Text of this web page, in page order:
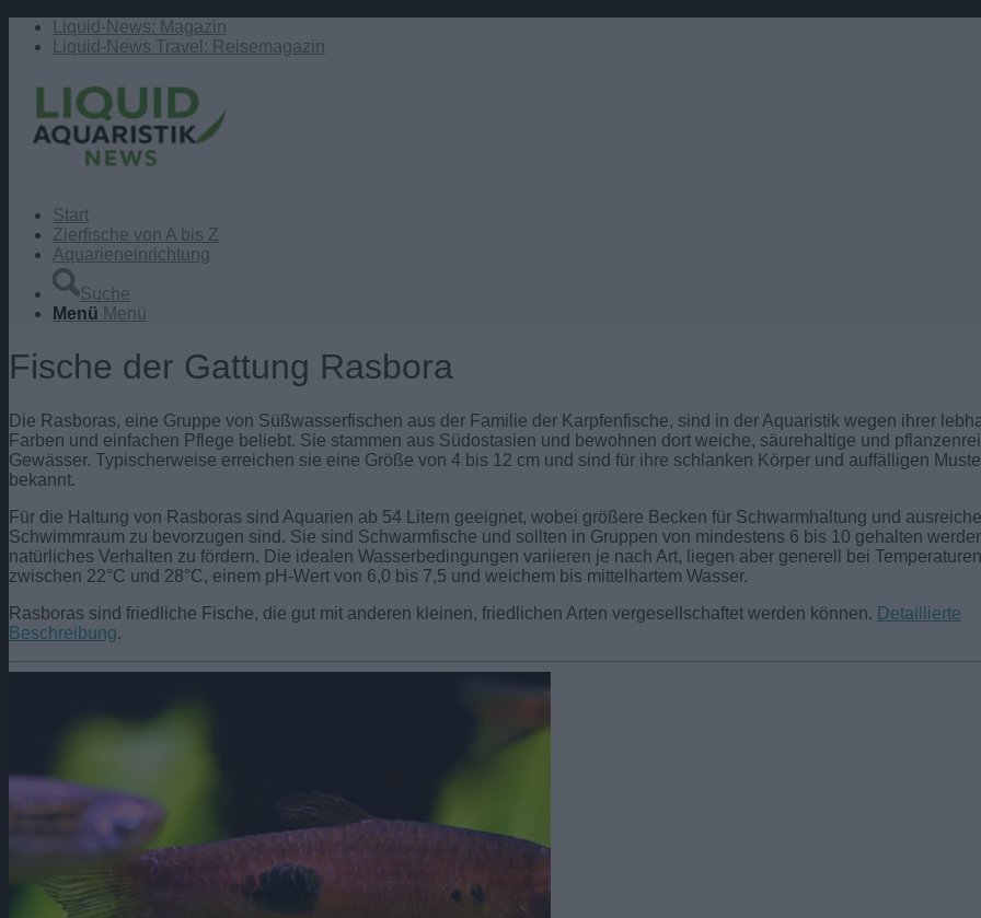
Liquid-News: Magazin
Liquid-News Travel: Reisemagazin
Start
Zierfische von A bis Z
Aquarieneinrichtung
Suche
Menü Menü
Fische der Gattung Rasbora
Die Rasboras, eine Gruppe von Süßwasserfischen aus der Familie der Karpfenfische, sind in der Aquaristik wegen ihrer
Farben und einfachen Pflege beliebt. Sie stammen aus Südostasien und bewohnen dort weiche, säurehaltige und
Gewässer. Typischerweise erreichen sie eine Größe von 4 bis 12 cm und sind für ihre schlanken Körper und auffälligen
bekannt.
Für die Haltung von Rasboras sind Aquarien ab 54 Litern geeignet, wobei größere Becken für Schwarmhaltung und
Schwimmraum zu bevorzugen sind. Sie sind Schwarmfische und sollten in Gruppen von mindestens 6 bis 10 gehalten
natürliches Verhalten zu fördern. Die idealen Wasserbedingungen variieren je nach Art, liegen aber generell bei Temperaturen
zwischen 22°C und 28°C, einem pH-Wert von 6,0 bis 7,5 und weichem bis mittelhartem Wasser.
Rasboras sind friedliche Fische, die gut mit anderen kleinen, friedlichen Arten vergesellschaftet werden können. Detaillierte
Beschreibung.